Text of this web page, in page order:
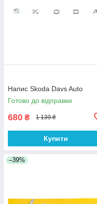
Напис Skoda Davs Auto
Готово до відправки
680 ₴ 1 139 ₴
Купити
–39%